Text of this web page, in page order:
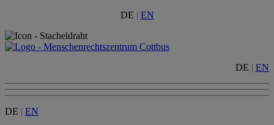
DE | EN
DE | EN
DE | EN